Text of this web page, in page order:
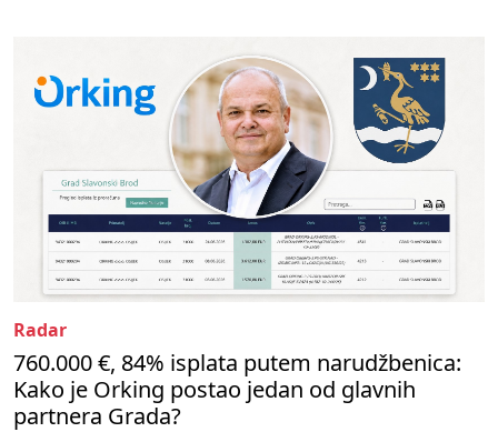
Radar
760.000 €, 84% isplata putem narudžbenica:
Kako je Orking postao jedan od glavnih
partnera Grada?